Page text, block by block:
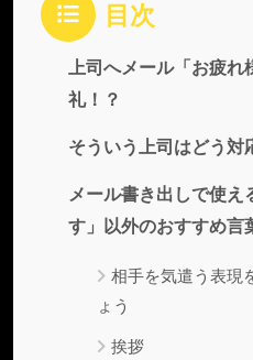
目次
上司へメール「お疲れ
礼！？
そういう上司はどう対
メール書き出しで使え
す」以外のおすすめ言
相手を気遣う表現
ょう
挨拶